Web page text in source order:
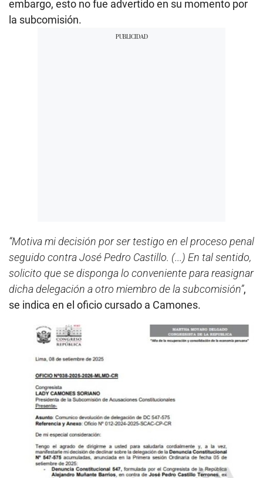
embargo, esto no fue advertido en su momento por
la subcomisión.
“Motiva mi decisión por ser testigo en el proceso penal
seguido contra José Pedro Castillo. (...) En tal sentido,
solicito que se disponga lo conveniente para reasignar
dicha delegación a otro miembro de la subcomisión”,
se indica en el oficio cursado a Camones.